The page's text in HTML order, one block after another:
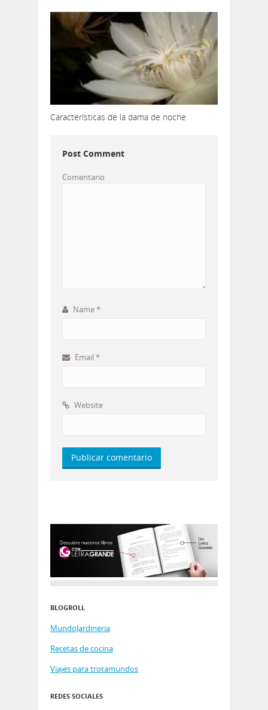
Características de la dama de noche
Post Comment
Comentario
Name*
Email *
Website
BLOGROLL
MundoJardineria
Recetas de cocina
Viajes para trotamundos
REDES SOCIALES